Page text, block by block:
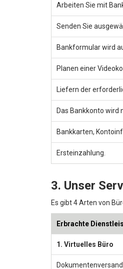
Arbeiten Sie mit
Senden Sie
Bankformular wird
Planen einer
Liefern der
Das Bankkonto wird
Bankkarten,
Ersteinzahlung.
3. Unser
Es gibt 4 Arten von
Erbrachte
1. Virtuelles Büro